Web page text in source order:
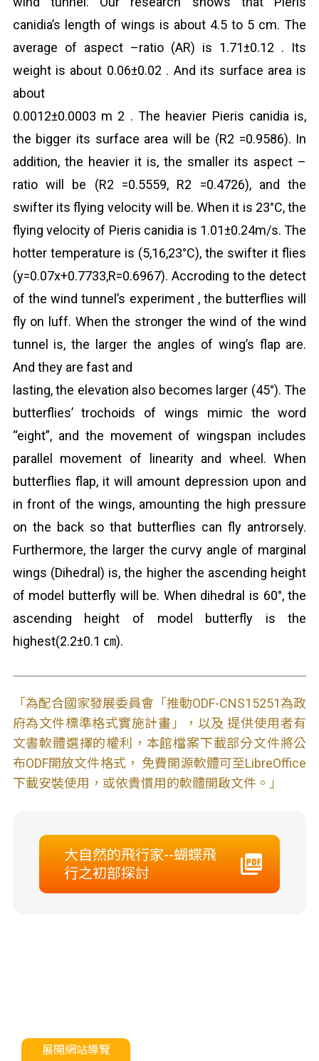
canidia’s length of wings is about 4.5 to 5 cm. The
average of aspect –ratio (AR) is 1.71±0.12 . Its
weight is about 0.06±0.02 . And its surface area is
about
0.0012±0.0003 m 2 . The heavier Pieris canidia is,
the bigger its surface area will be (R2 =0.9586). In
addition, the heavier it is, the smaller its aspect –
ratio will be (R2 =0.5559, R2 =0.4726), and the
swifter its flying velocity will be. When it is 23°C, the
flying velocity of Pieris canidia is 1.01±0.24m/s. The
hotter temperature is (5,16,23°C), the swifter it flies
(y=0.07x+0.7733,R=0.6967). Accroding to the detect
of the wind tunnel’s experiment , the butterflies will
fly on luff. When the stronger the wind of the wind
tunnel is, the larger the angles of wing’s flap are.
And they are fast and
lasting, the elevation also becomes larger (45°). The
butterflies’ trochoids of wings mimic the word
“eight”, and the movement of wingspan includes
parallel movement of linearity and wheel. When
butterflies flap, it will amount depression upon and
in front of the wings, amounting the high pressure
on the back so that butterflies can fly antrorsely.
Furthermore, the larger the curvy angle of marginal
wings (Dihedral) is, the higher the ascending height
of model butterfly will be. When dihedral is 60°, the
ascending height of model butterfly is the
highest(2.2±0.1 ㎝).
「為配合國家發展委員會「推動ODF-CNS15251為政
府為文件標準格式實施計畫」，以及 提供使用者有
文書軟體選擇的權利，本館檔案下載部分文件將公
布ODF開放文件格式， 免費開源軟體可至LibreOffice
下載安裝使用，或依貴慣用的軟體開啟文件。」
大自然的飛行家--蝴蝶飛
行之初部探討
展開網站導覽